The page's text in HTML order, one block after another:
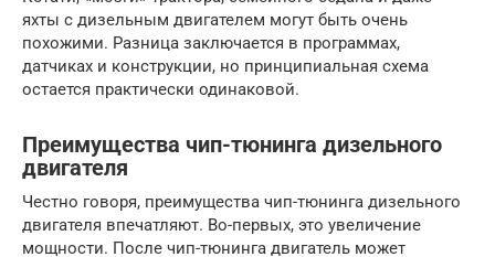
яхты с дизельным двигателем могут быть очень
похожими. Разница заключается в программах,
датчиках и конструкции, но принципиальная схема
остается практически одинаковой.
Преимущества чип-тюнинга дизельного
двигателя
Честно говоря, преимущества чип-тюнинга дизельного
двигателя впечатляют. Во-первых, это увеличение
мощности. После чип-тюнинга двигатель может